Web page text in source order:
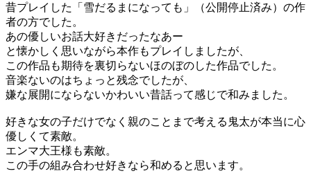
昔プレイした「雪だるまになっても」（公開停止済み）の作
者の方でした。
あの優しいお話大好きだったなあー
と懐かしく思いながら本作もプレイしましたが、
この作品も期待を裏切らないほのぼのした作品でした。
音楽ないのはちょっと残念でしたが、
嫌な展開にならないかわいい昔話って感じで和みました。
好きな女の子だけでなく親のことまで考える鬼太が本当に心
優しくて素敵。
エンマ大王様も素敵。
この手の組み合わせ好きなら和めると思います。